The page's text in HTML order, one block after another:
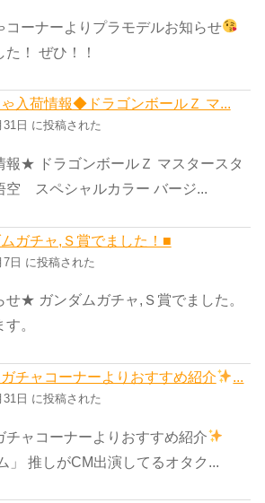
コーナーよりプラモデルお知らせ
！ ぜひ！！
入荷情報◆ドラゴンボールＺ マ...
31日 に投稿された
★ ドラゴンボールＺ マスタースタ
スペシャルカラー バージ...
ガチャ,Ｓ賞でました！■
7日 に投稿された
★ ガンダムガチャ,Ｓ賞でました。
。
チャコーナーよりおすすめ紹介 ...
31日 に投稿された
チャコーナーよりおすすめ紹介
」 推しがCM出演してるオタク...